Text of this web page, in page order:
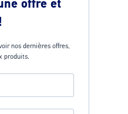
offre et
nos dernières offres,
produits.